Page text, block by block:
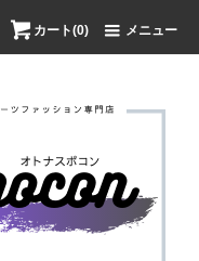
カート(0) メニュー